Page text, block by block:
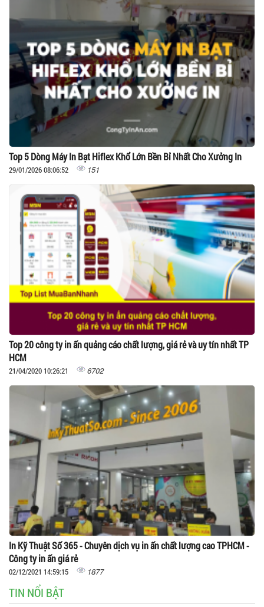
Top 5 Dòng Máy In Bạt Hiflex Khổ Lớn Bền Bỉ Nhất Cho Xưởng In
29/01/2026 08:06:52 151
Top 20 công ty in ấn quảng cáo chất lượng, giá rẻ và uy tín nhất TP
HCM
21/04/2020 10:26:21 6702
In Kỹ Thuật Số 365 - Chuyên dịch vụ in ấn chất lượng cao TPHCM -
Công ty in ấn giá rẻ
02/12/2021 14:59:15 1877
TIN NỔI BẬT